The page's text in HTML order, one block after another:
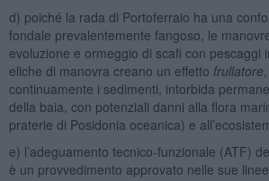
d) poiché la rada di Portoferraio ha una
fondale prevalentemente fangoso, le
evoluzione e ormeggio di scafi con pescaggi
eliche di manovra creano un effetto frullatore
continuamente i sedimenti, intorbida
della baia, con potenziali danni alla flora
praterie di Posidonia oceanica) e
e) l’adeguamento tecnico-funzionale (ATF)
è un provvedimento approvato nelle sue